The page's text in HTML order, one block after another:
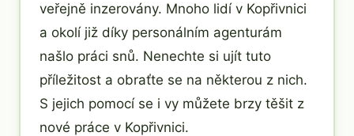
veřejně inzerovány. Mnoho lidí v Kopřivnici
a okolí již díky personálním agenturám
našlo práci snů. Nenechte si ujít tuto
příležitost a obraťte se na některou z nich.
S jejich pomocí se i vy můžete brzy těšit z
nové práce v Kopřivnici.